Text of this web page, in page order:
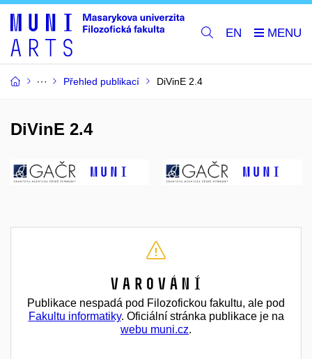
EN
Přehled publikací DiVinE 2.4
DiVinE 2.4
Varování
Publikace nespadá pod Filozofickou fakultu, ale pod
Fakultu informatiky. Oficiální stránka publikace je na
webu muni.cz.